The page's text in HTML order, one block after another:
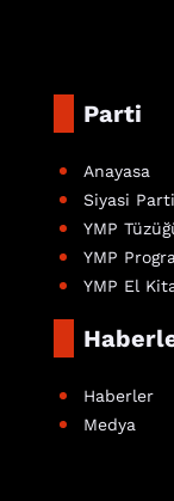
Parti
Anayasa
Siyasi
YMP
YMP
YMP El
Haberler
Medya